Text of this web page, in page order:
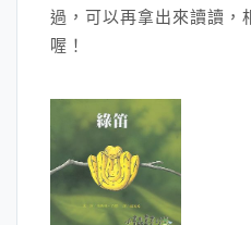
過，可以再拿出來讀讀，
喔！